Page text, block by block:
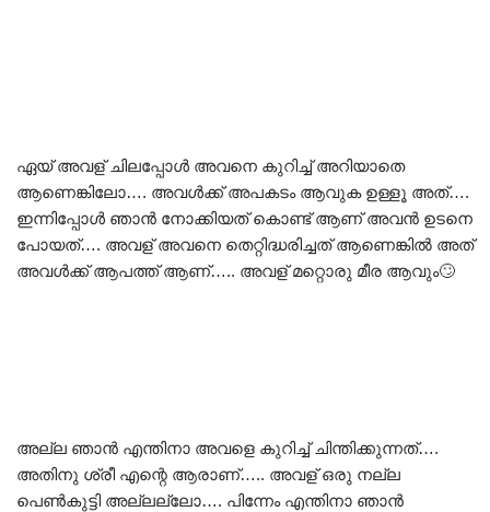
ഏയ് അവള് ചിലപ്പോൾ അവനെ കുറിച്ച് അറിയാതെ
ആണെങ്കിലോ…. അവൾക്ക് അപകടം ആവുക ഉള്ളൂ അത്….
ഇന്നിപ്പോൾ ഞാൻ നോക്കിയത് കൊണ്ട് ആണ് അവൻ ഉടനെ
പോയത്…. അവള് അവനെ തെറ്റിദ്ധരിച്ചത് ആണെങ്കിൽ അത്
അവൾക്ക് ആപത്ത് ആണ്….. അവള് മറ്റൊരു മീര ആവും🙄
അല്ല ഞാൻ എന്തിനാ അവളെ കുറിച്ച് ചിന്തിക്കുന്നത്….
അതിനു ശ്രീ എന്റെ ആരാണ്….. അവള് ഒരു നല്ല
പെൺകുട്ടി അല്ലല്ലോ…. പിന്നേം എന്തിനാ ഞാൻ